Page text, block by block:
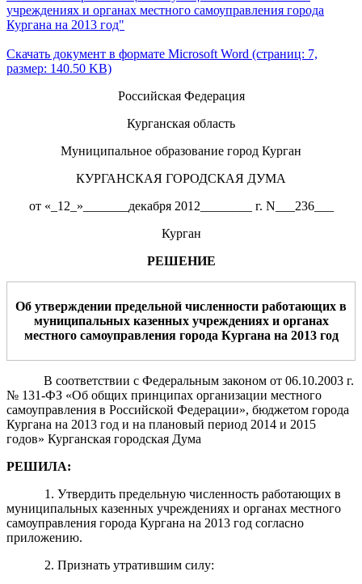
учреждениях и органах местного самоуправления города
Кургана на 2013 год"
Скачать документ в формате Microsoft Word (страниц: 7,
размер: 140.50 KB)
Российская Федерация
Курганская область
Муниципальное образование город Курган
КУРГАНСКАЯ ГОРОДСКАЯ ДУМА
от «_12_»_______декабря 2012________ г. N___236___
Курган
РЕШЕНИЕ
Об утверждении предельной численности работающих в
муниципальных казенных учреждениях и органах
местного самоуправления города Кургана на 2013год
В соответствии с Федеральным законом от 06.10.2003 г.
№ 131-ФЗ «Об общих принципах организации местного
самоуправления в Российской Федерации», бюджетом города
Кургана на 2013 год и на плановый период 2014 и 2015
годов» Курганская городская Дума
РЕШИЛА:
1. Утвердить предельную численность работающих в
муниципальных казенных учреждениях и органах местного
самоуправления города Кургана на 2013 год согласно
приложению.
2. Признать утратившим силу: